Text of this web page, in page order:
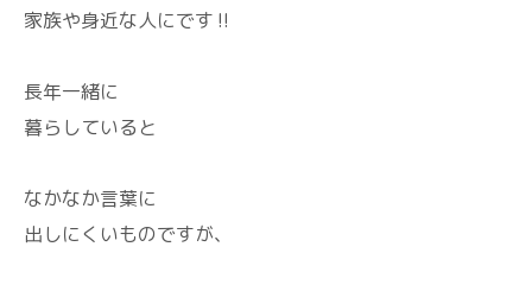
家族や身近な人にです‼️
長年一緒に
暮らしていると
なかなか言葉に
出しにくいものですが、